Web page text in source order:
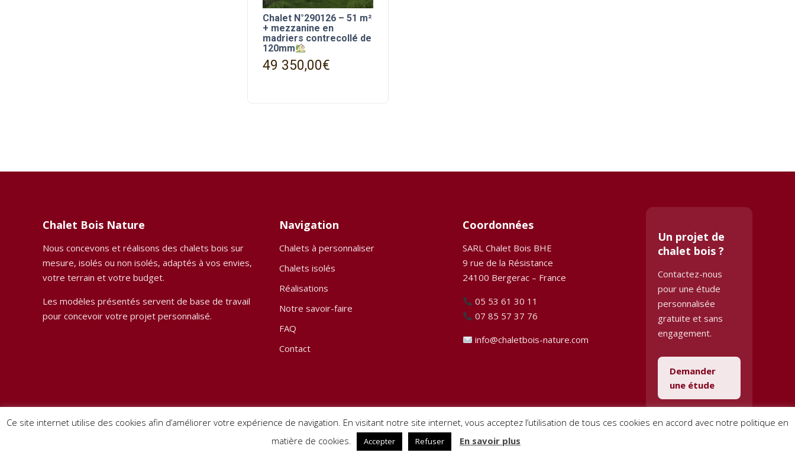
Chalet N°290126 – 51 m²
+ mezzanine en
madriers contrecollé de
120mm
49 350,00€
Chalet Bois Nature
Nous concevons et réalisons des chalets bois sur
mesure, isolés ou non isolés, adaptés à vos envies,
votre terrain et votre budget.
Les modèles présentés servent de base de travail
pour concevoir votre projet personnalisé.
Navigation
Chalets à personnaliser
Chalets isolés
Réalisations
Notre savoir-faire
FAQ
Contact
Coordonnées
SARL Chalet Bois BHE
9 rue de la Résistance
24100 Bergerac – France
05 53 61 30 11
07 85 57 37 76
info@chaletbois-nature.com
Un projet de
chalet bois ?
Contactez-nous
pour une étude
personnalisée
gratuite et sans
engagement.
Demander
une étude
© 2024 Chalet Bois BHE. Tous droits réservés. Site créé parPignon sur Net– Mentions légales–
Ce site internet utilise des cookies afin d’améliorer votre expérience de navigation. En visitant notre site internet, vous acceptez l’utilisation de tous ces cookies en accord avec notre politique en
matière de cookies.
Accepter Refuser En savoir plus